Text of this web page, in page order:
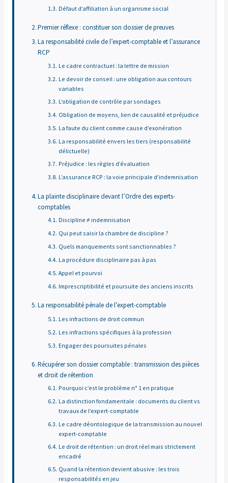
Défaut d’affiliation à un organisme social
Premier réflexe : constituer son dossier de preuves
La responsabilité civile de l’expert-comptable et l’assurance
RCP
Le cadre contractuel : la lettre de mission
Le devoir de conseil : une obligation aux contours
variables
L’obligation de contrôle par sondages
Obligation de moyens, lien de causalité et préjudice
La faute du client comme cause d’exonération
La responsabilité envers les tiers (responsabilité
délictuelle)
Préjudice : les règles d’évaluation
L’assurance RCP : la voie principale d’indemnisation
La plainte disciplinaire devant l’Ordre des experts-
comptables
Discipline ≠ indemnisation
Qui peut saisir la chambre de discipline ?
Quels manquements sont sanctionnables ?
La procédure disciplinaire pas à pas
Appel et pourvoi
Imprescriptibilité et poursuite des anciens inscrits
La responsabilité pénale de l’expert-comptable
Les infractions de droit commun
Les infractions spécifiques à la profession
Engager des poursuites pénales
Récupérer son dossier comptable : transmission des pièces
et droit de rétention
Pourquoi c’est le problème n° 1 en pratique
La distinction fondamentale : documents du client vs
travaux de l’expert-comptable
Le cadre déontologique de la transmission au nouvel
expert-comptable
Le droit de rétention : un droit réel mais strictement
encadré
Quand la rétention devient abusive : les trois
responsabilités en jeu